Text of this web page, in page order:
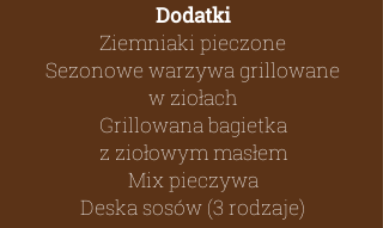
Dodatki
Ziemniaki pieczone
Sezonowe warzywa grillowane
w ziołach
Grillowana bagietka
z ziołowym masłem
Mix pieczywa
Deska sosów (3 rodzaje)